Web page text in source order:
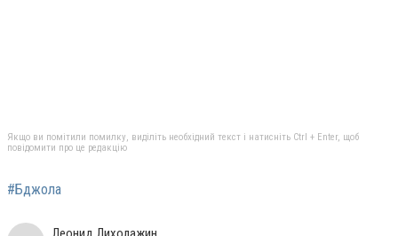
Якщо ви помітили помилку, виділіть необхідний текст і натисніть Ctrl + Enter, щоб
повідомити про це редакцію
#Бджола